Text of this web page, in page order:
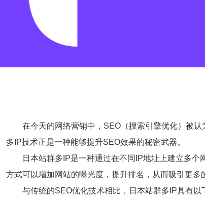
在今天的网络营销中，SEO（搜索引擎优化）被
多IP技术正是一种能够提升SEO效果的秘密武器。
日本站群多IP是一种通过在不同IP地址上建立多
方式可以增加网站的曝光度，提升排名，从而吸引更多
与传统的SEO优化技术相比，日本站群多IP具有以